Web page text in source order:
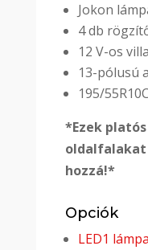
Jokon
4 db
12 V-os
13-pólusú
195/
*Ezek
oldalfalakat
hozzá!*
Opciók
LED1 lámpa